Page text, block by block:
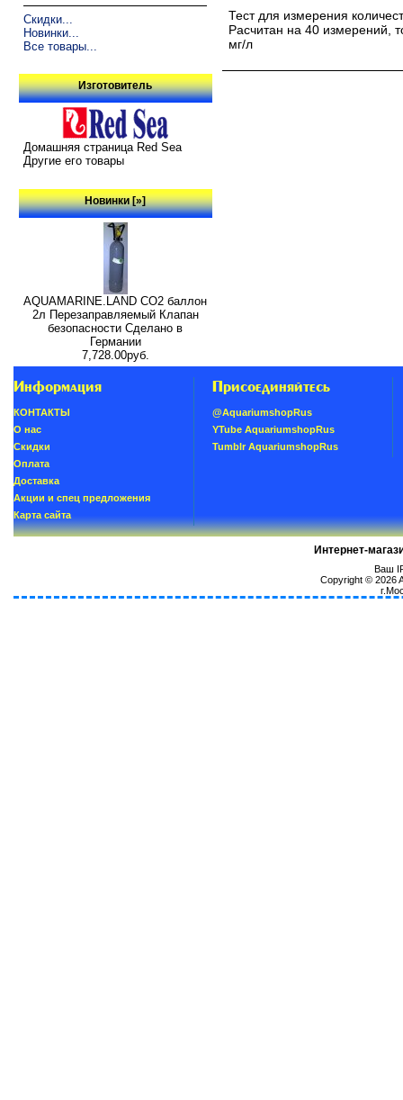
Скидки...
Новинки...
Все товары...
Изготовитель
Домашняя страница Red Sea
Другие его товары
Новинки [»]
AQUAMARINE.LAND CO2 баллон
2л Перезаправляемый Клапан
безопасности Сделано в
Германии
7,728.00руб.
Тест для измерения
Расчитан на 40 измерений,
мг/л
Информация
КОНТАКТЫ
О нас
Скидки
Oплатa
Доставка
Акции и спец предложения
Карта сайта
Присоединяйтесь
@AquariumshopRus
YTube AquariumshopRus
Tumblr AquariumshopRus
Интернет-
Ваш
Copyright © 2026